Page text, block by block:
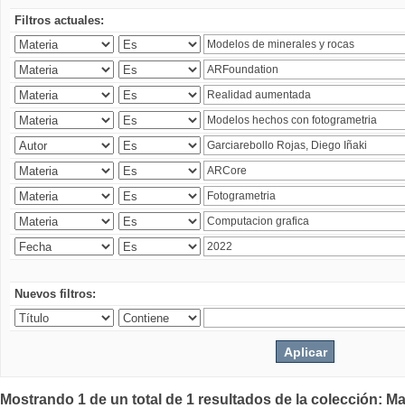
Filtros actuales:
Nuevos filtros:
Mostrando 1 de un total de 1 resultados de la colección: